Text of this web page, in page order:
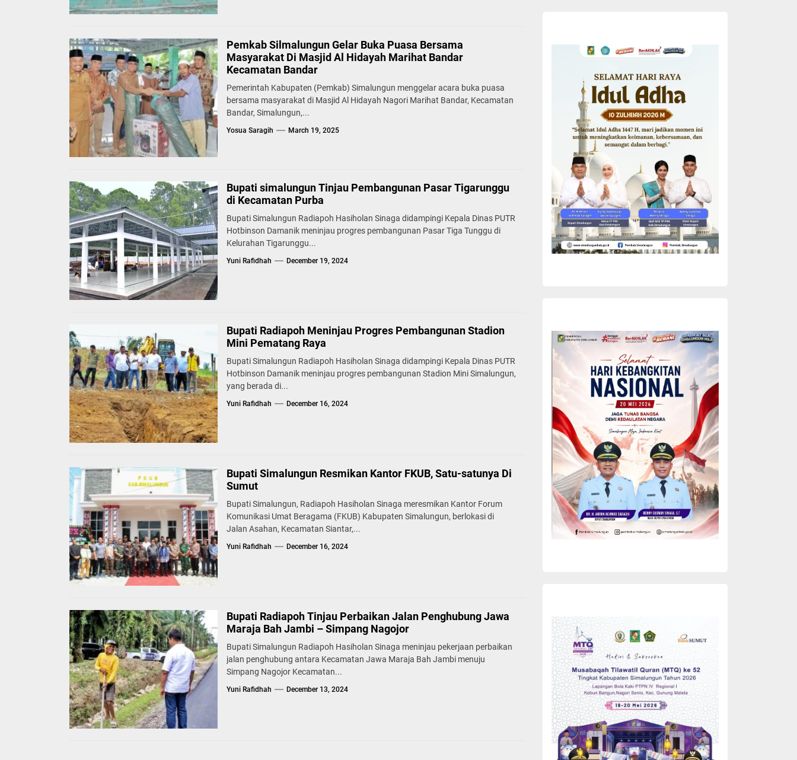
Pemkab Silmalungun Gelar Buka Puasa Bersama
Masyarakat Di Masjid Al Hidayah Marihat Bandar
Kecamatan Bandar
Pemerintah Kabupaten (Pemkab) Simalungun menggelar acara buka puasa
bersama masyarakat di Masjid Al Hidayah Nagori Marihat Bandar, Kecamatan
Bandar, Simalungun,...
Yosua Saragih March 19, 2025
Bupati simalungun Tinjau Pembangunan Pasar Tigarunggu
di Kecamatan Purba
Bupati Simalungun Radiapoh Hasiholan Sinaga didampingi Kepala Dinas PUTR
Hotbinson Damanik meninjau progres pembangunan Pasar Tiga Tunggu di
Kelurahan Tigarunggu...
Yuni Rafidhah December 19, 2024
Bupati Radiapoh Meninjau Progres Pembangunan Stadion
Mini Pematang Raya
Bupati Simalungun Radiapoh Hasiholan Sinaga didampingi Kepala Dinas PUTR
Hotbinson Damanik meninjau progres pembangunan Stadion Mini Simalungun,
yang berada di...
Yuni Rafidhah December 16, 2024
Bupati Simalungun Resmikan Kantor FKUB, Satu-satunya Di
Sumut
Bupati Simalungun, Radiapoh Hasiholan Sinaga meresmikan Kantor Forum
Komunikasi Umat Beragama (FKUB) Kabupaten Simalungun, berlokasi di
Jalan Asahan, Kecamatan Siantar,...
Yuni Rafidhah December 16, 2024
Bupati Radiapoh Tinjau Perbaikan Jalan Penghubung Jawa
Maraja Bah Jambi – Simpang Nagojor
Bupati Simalungun Radiapoh Hasiholan Sinaga meninjau pekerjaan perbaikan
jalan penghubung antara Kecamatan Jawa Maraja Bah Jambi menuju
Simpang Nagojor Kecamatan...
Yuni Rafidhah December 13, 2024